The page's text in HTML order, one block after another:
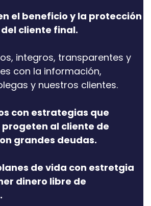
el beneficio y la protección
cliente final.
integros, transparentes y
con la información,
y nuestros clientes.
con estrategias que
al cliente de
grandes deudas.
de vida con estretgia
dinero libre de